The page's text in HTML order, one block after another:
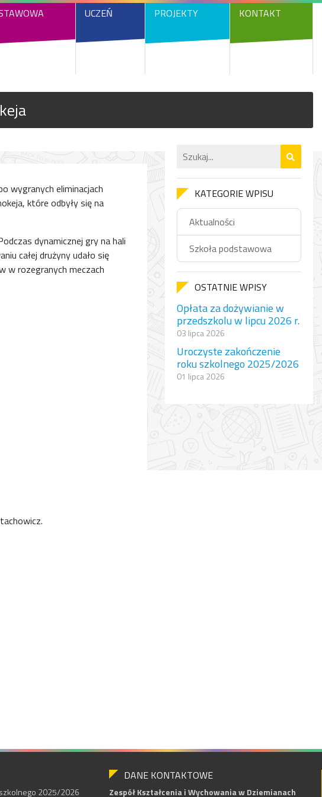
UCZEŃ PROJEKTY KONTAKT
wygranych eliminacjach
które odbyły się na
dynamicznej gry na hali
całej drużyny udało się
w rozegranych meczach
KATEGORIE WPISU
Aktualności
Szkoła podstawowa
OSTATNIE WPISY
Opłata za dożywianie w
przedszkolu w lipcu 2026 r.
03 lipca 2026
Uroczyste zakończenie
roku szkolnego 2025/2026
01 lipca 2026
2025/2026
DANE KONTAKTOWE
Zespół Kształcenia i Wychowania w Dziemianach